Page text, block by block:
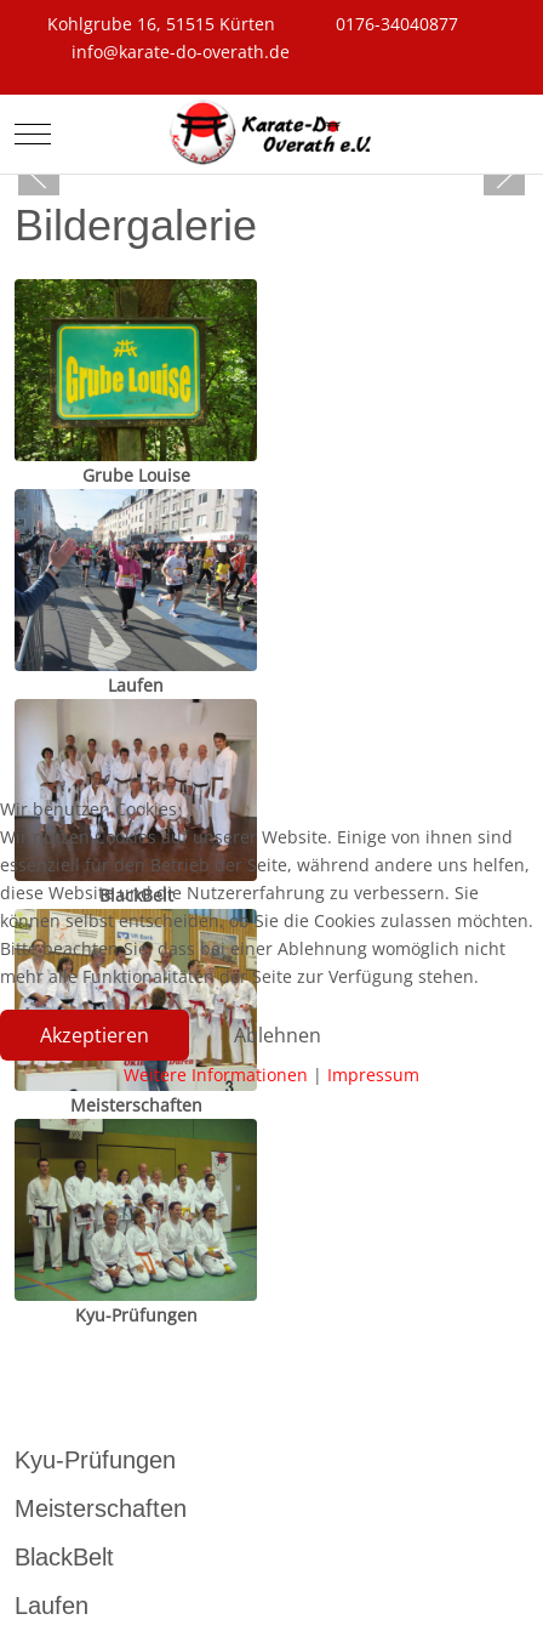
Kohlgrube 16, 51515 Kürten
0176-34040877
info@karate-do-overath.de
Mobile Menu Toggle
Bildergalerie
Grube Louise
Laufen
BlackBelt
Meisterschaften
Kyu-Prüfungen
Kyu-Prüfungen
Meisterschaften
BlackBelt
Laufen
Wir benutzen Cookies
Wir nutzen Cookies auf unserer Website. Einige von ihnen sind
essenziell für den Betrieb der Seite, während andere uns helfen,
diese Website und die Nutzererfahrung zu verbessern. Sie
können selbst entscheiden, ob Sie die Cookies zulassen möchten.
Bitte beachten Sie, dass bei einer Ablehnung womöglich nicht
mehr alle Funktionalitäten der Seite zur Verfügung stehen.
Akzeptieren Ablehnen
Weitere Informationen | Impressum